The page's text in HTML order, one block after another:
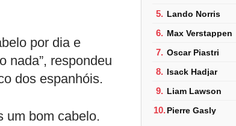
por dia e
nada”, respondeu
dos espanhóis.
um bom cabelo.
5. Lando Norris
6. Max Verstappen
7. Oscar Piastri
8. Isack Hadjar
9. Liam Lawson
10.Pierre Gasly